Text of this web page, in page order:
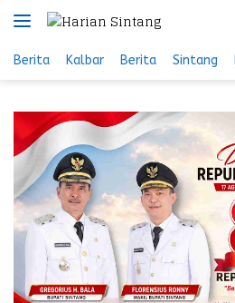
Langsung
ke
konten
Berita Kalbar Berita Sintang